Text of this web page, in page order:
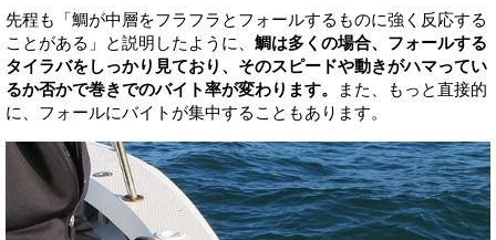
先程も「鯛が中層をフラフラとフォールするものに強く反応する
ことがある」と説明したように、 鯛は多くの場合、フォールする
タイラバをしっかり見ており、そのスピードや動きがハマってい
るか否かで巻きでのバイト率が変わります。
また、もっと直接的
に、フォールにバイトが集中することもあります。